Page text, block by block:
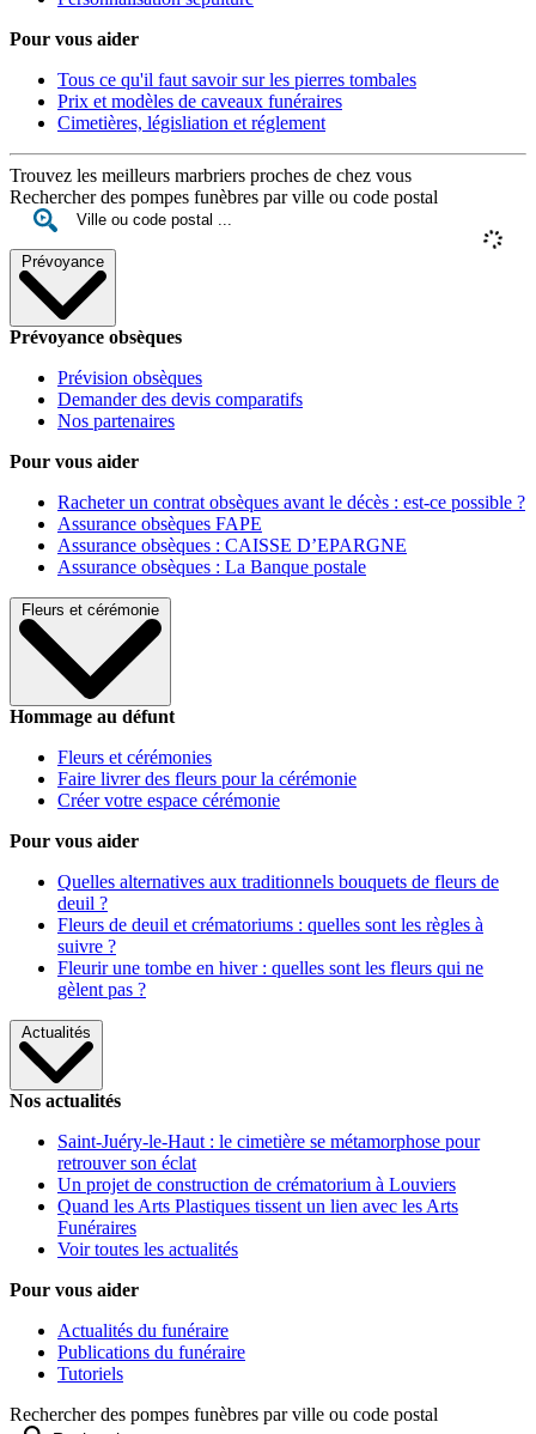
Pour vous aider
Tous ce qu'il faut savoir sur les pierres tombales
Prix et modèles de caveaux funéraires
Cimetières, législiation et réglement
Trouvez les meilleurs marbriers proches de chez vous
Rechercher des pompes funèbres par ville ou code postal
Prévoyance
Prévoyance obsèques
Prévision obsèques
Demander des devis comparatifs
Nos partenaires
Pour vous aider
Racheter un contrat obsèques avant le décès : est-ce possible ?
Assurance obsèques FAPE
Assurance obsèques : CAISSE D’EPARGNE
Assurance obsèques : La Banque postale
Fleurs et cérémonie
Hommage au défunt
Fleurs et cérémonies
Faire livrer des fleurs pour la cérémonie
Créer votre espace cérémonie
Pour vous aider
Quelles alternatives aux traditionnels bouquets de fleurs de
deuil ?
Fleurs de deuil et crématoriums : quelles sont les règles à
suivre ?
Fleurir une tombe en hiver : quelles sont les fleurs qui ne
gèlent pas ?
Actualités
Nos actualités
Saint-Juéry-le-Haut : le cimetière se métamorphose pour
retrouver son éclat
Un projet de construction de crématorium à Louviers
Quand les Arts Plastiques tissent un lien avec les Arts
Funéraires
Voir toutes les actualités
Pour vous aider
Actualités du funéraire
Publications du funéraire
Tutoriels
Rechercher des pompes funèbres par ville ou code postal